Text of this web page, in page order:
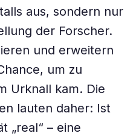
aus, sondern nur
der Forscher.
und erweitern
um zu
Urknall kam. Die
lauten daher: Ist
„real“ – eine